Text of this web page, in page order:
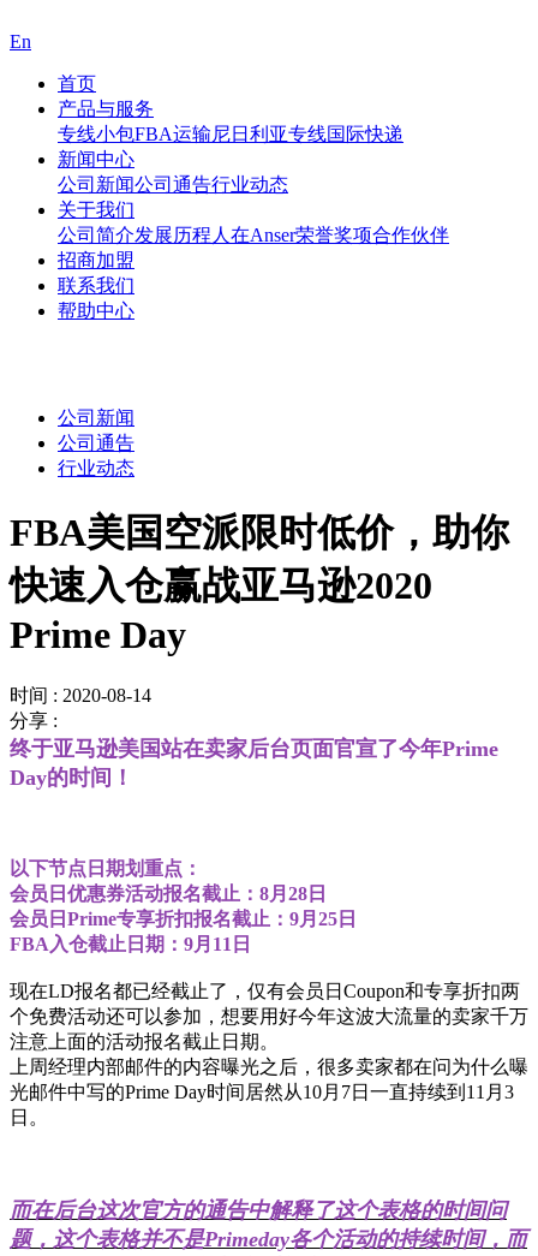
En
首页
产品与服务
专线小包FBA运输尼日利亚专线国际快递
新闻中心
公司新闻公司通告行业动态
关于我们
公司简介发展历程 人在Anser荣誉奖项合作伙伴
招商加盟
联系我们
帮助中心
公司新闻
公司通告
行业动态
FBA美国空派限时低价，助你
快速入仓赢战亚马逊2020
Prime Day
时间 : 2020-08-14
分享 :
终于亚马逊美国站在卖家后台页面官宣了今年Prime
Day的时间！
以下节点日期划重点：
会员日优惠券活动报名截止：8月28日
会员日Prime专享折扣报名截止：9月25日
FBA入仓截止日期：9月11日
现在LD报名都已经截止了，仅有会员日Coupon和专享折扣两
个免费活动还可以参加，想要用好今年这波大流量的卖家千万
注意上面的活动报名截止日期。
上周经理内部邮件的内容曝光之后，很多卖家都在问为什么曝
光邮件中写的Prime Day时间居然从10月7日一直持续到11月3
日。
而在后台这次官方的通告中解释了这个表格的时间问
题，这个表格并不是Primeday各个活动的持续时间，而